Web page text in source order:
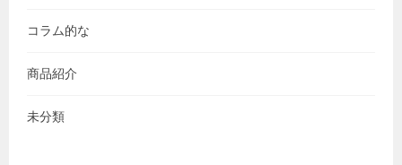
コラム的な
商品紹介
未分類